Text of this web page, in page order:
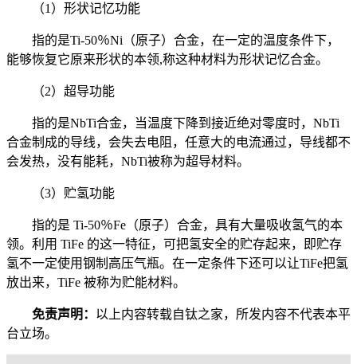
（1）形状记忆功能
指的是Ti-50％Ni（原子）合金，在一定的温度条件下，
能够恢复它原来形状的本领,称这种材料为形状记忆合金。
（2）超导功能
指的是NbTi合金，当温度下降到接近绝对零度时，NbTi
合金制成的导线，会失去电阻，任意大的电流通过，导线都不
会发热，没有能耗，NbTi被称为超导材料。
（3）贮氢功能
指的是 Ti-50％Fe（原子）合金，具有大量吸收氢气的本
领。利用 TiFe 的这一特征，可把氢安全的贮存起来，即贮存
氢不一定使用钢制高压气瓶。在一定条件下还可以让TiFe把氢
放出来，TiFe 被称为贮能材料。
免责声明： 以上内容转载自钛之家，所发内容不代表本平
台立场。